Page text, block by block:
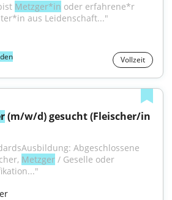
Metz­ger*in oder er­fah­re­ne*r
aus Lei­den­schaft..."
Vollzeit
(m/w/d) gesucht (Fleischer/in
Abgeschlossene
Metzger / Geselle oder